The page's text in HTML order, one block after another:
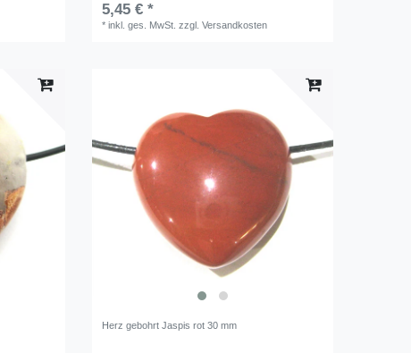
5,45 € *
*inkl. ges. MwSt. zzgl.Versandkosten
Herz gebohrt Jaspis rot 30 mm